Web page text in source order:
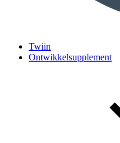
Twiin
Ontwikkelsupplement